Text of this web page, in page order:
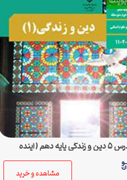
پاورپوینت درس ۵ دین و زندگی پایه دهم (آینده
ادبیات و علوم انسانی
مشاهده و خرید